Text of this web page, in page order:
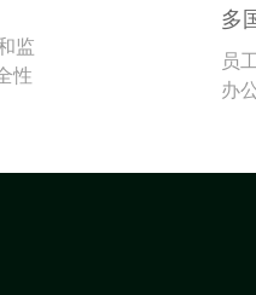
监
性
多
员
办